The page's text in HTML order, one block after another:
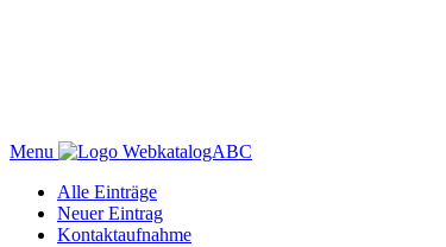
Menu
WebkatalogABC
Alle Einträge
Neuer Eintrag
Kontaktaufnahme